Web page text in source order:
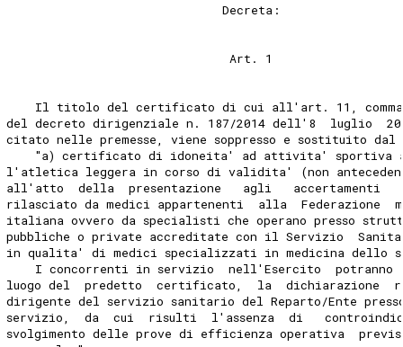
                              Decreta:
                               Art. 1
Il titolo del certificato di cui all'art. 11,
del decreto dirigenziale n. 187/2014 dell'8  luglio
citato nelle premesse, viene soppresso e sostituito dal
"a) certificato di idoneita' ad attivita' sportiva
l'atletica leggera in corso di validita' (non
all'atto  della  presentazione   agli   accertamenti
rilasciato da medici appartenenti  alla  Federazione
italiana ovvero da specialisti che operano presso
pubbliche o private accreditate con il Servizio
in qualita' di medici specializzati in medicina dello
I concorrenti in servizio  nell'Esercito  potranno
luogo del  predetto  certificato,  la  dichiarazione
dirigente del servizio sanitario del Reparto/Ente
servizio,  da  cui  risulti  l'assenza  di
svolgimento delle prove di efficienza operativa